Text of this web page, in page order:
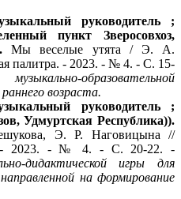
руководитель ;
пункт Зверосовхоз,
Мы веселые утята / Э. А.
палитра. - 2023. - № 4. - С. 15-
образовательной
возраста.
руководитель ;
Удмуртская Республика)).
Э. Р. Наговицына //
- 2023. - № 4. - С. 20-22. -
дидактической игры для
на формирование